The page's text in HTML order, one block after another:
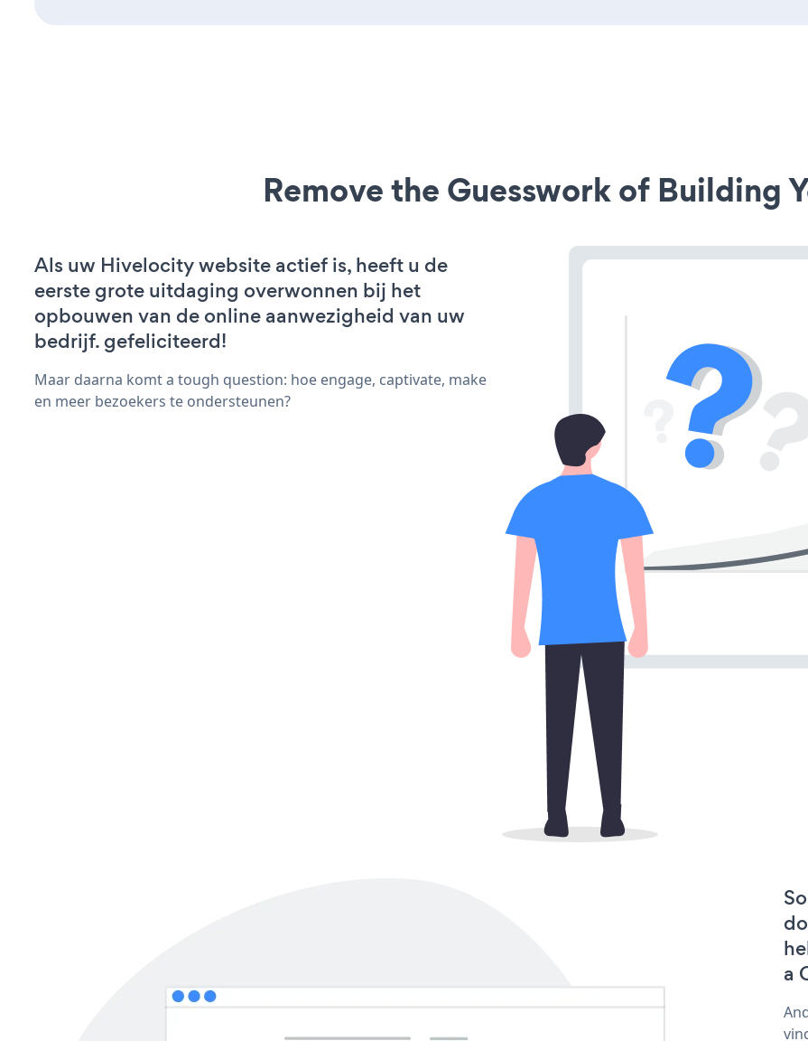
Remove the Guesswork of Building
Als uw Hivelocity website actief is, heeft u de
eerste grote uitdaging overwonnen bij het
opbouwen van de online aanwezigheid van uw
bedrijf. gefeliciteerd!
Maar daarna komt a tough question: hoe engage, captivate, make
en meer bezoekers te ondersteunen?
a